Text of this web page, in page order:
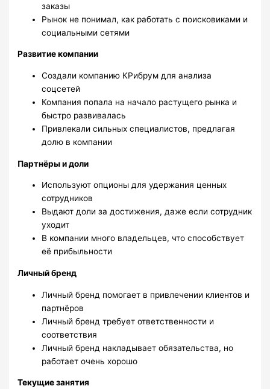
заказы
Рынок не понимал, как работать с поисковиками и
социальными сетями
Развитие компании
Создали компанию КРибрум для анализа
соцсетей
Компания попала на начало растущего рынка и
быстро развивалась
Привлекали сильных специалистов, предлагая
долю в компании
Партнёры и доли
Используют опционы для удержания ценных
сотрудников
Выдают доли за достижения, даже если сотрудник
уходит
В компании много владельцев, что способствует
её прибыльности
Личный бренд
Личный бренд помогает в привлечении клиентов и
партнёров
Личный бренд требует ответственности и
соответствия
Личный бренд накладывает обязательства, но
работает очень хорошо
Текущие занятия